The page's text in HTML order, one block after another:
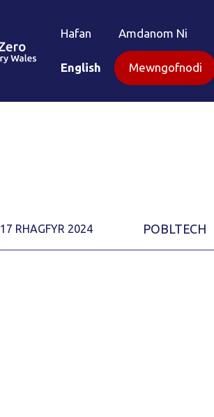
Hafan Amdanom Ni
English Mewngofnodi
17 RHAGFYR 2024 POBLTECH